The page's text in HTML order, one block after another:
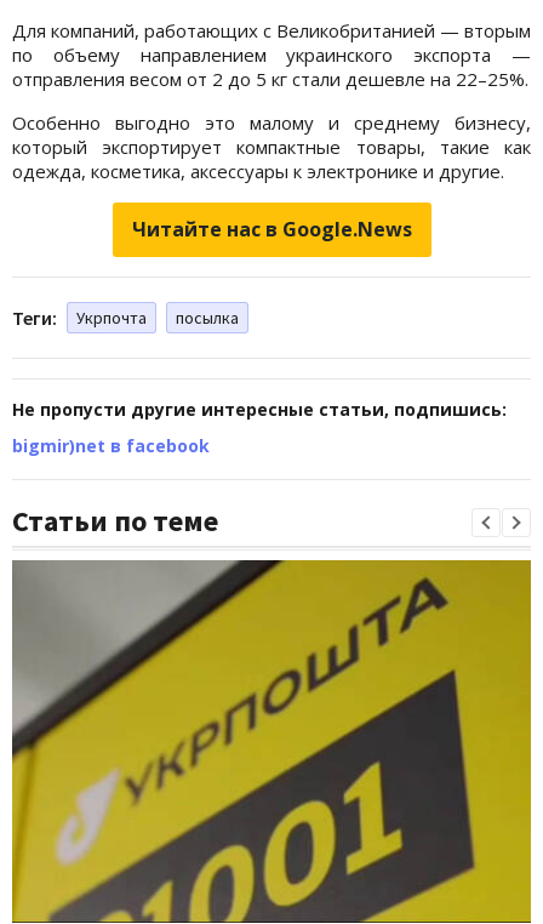
Для компаний, работающих с Великобританией — вторым
по объему направлением украинского экспорта —
отправления весом от 2 до 5 кг стали дешевле на 22–25%.
Особенно выгодно это малому и среднему бизнесу,
который экспортирует компактные товары, такие как
одежда, косметика, аксессуары к электронике и другие.
Читайте нас в Google.News
Теги: Укрпочта посылка
Не пропусти другие интересные статьи, подпишись:
bigmir)net в facebook
Статьи по теме